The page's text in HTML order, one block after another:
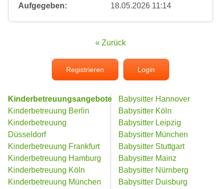
Aufgegeben:
18.05.2026 11:14
« Zurück
Registrieren Login
Kinderbetreuungsangebote
Kinderbetreuung Berlin
Kinderbetreuung
Düsseldorf
Kinderbetreuung Frankfurt
Kinderbetreuung Hamburg
Kinderbetreuung Köln
Kinderbetreuung München
Babysitter Hannover
Babysitter Köln
Babysitter Leipzig
Babysitter München
Babysitter Stuttgart
Babysitter Mainz
Babysitter Nürnberg
Babysitter Duisburg